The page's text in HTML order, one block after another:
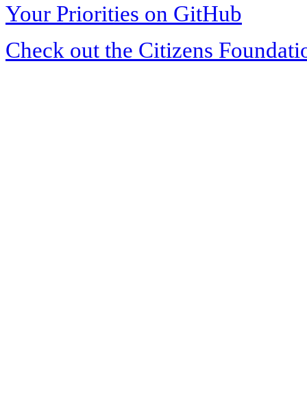
Your Priorities on GitHub
Check out the Citizens